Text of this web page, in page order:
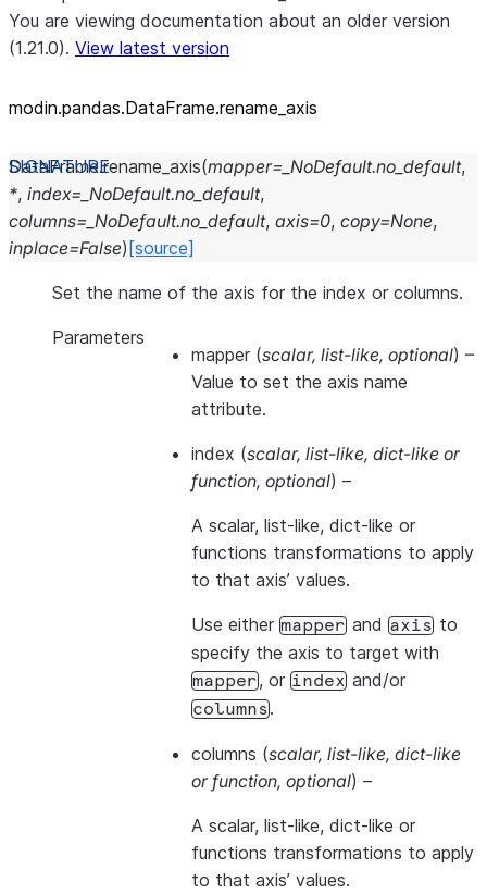
You are viewing documentation about an older version
(1.21.0). View latest version
modin.pandas.DataFrame.rename_ axis
DataFrame.rename_axis(mapper= _NoDefault.no_default,
*, index= _NoDefault.no_default,
columns= _NoDefault.no_default, axis=0, copy=None,
inplace=False) [source]
Set the name of the axis for the index or columns.
Parameters
mapper (scalar, list-like, optional) –
Value to set the axis name
attribute.
index (scalar, list-like, dict-like or
function, optional) –
A scalar, list-like, dict-like or
functions transformations to apply
to that axis’ values.
Use either mapper and axis to
specify the axis to target with
mapper, or index and/or
columns.
columns (scalar, list-like, dict-like
orfunction, optional) –
A scalar, list-like, dict-like or
functions transformations to apply
to that axis’ values.